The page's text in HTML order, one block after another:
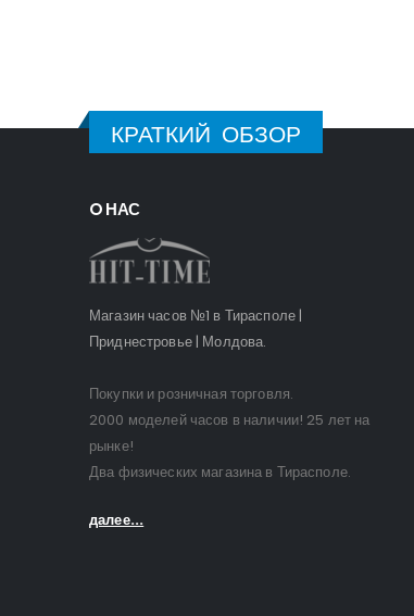
КРАТКИЙ ОБЗОР
O НАС
Магазин часов №1 в Тирасполе |
Приднестровье | Молдова.
Покупки и розничная торговля.
2000 моделей часов в наличии! 25 лет на
рынке!
Два физических магазина в Тирасполе.
далее...